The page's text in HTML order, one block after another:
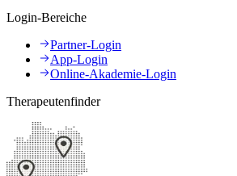
Login-Bereiche
Partner-Login
App-Login
Online-Akademie-Login
Therapeutenfinder